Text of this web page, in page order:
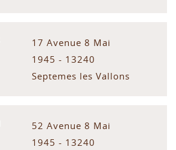
17 Avenue 8 Mai
1945 - 13240
Septemes les Vallons
52 Avenue 8 Mai
1945 - 13240